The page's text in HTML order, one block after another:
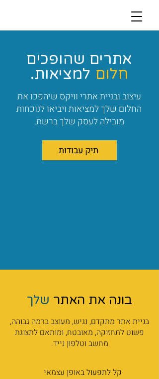
אתרים שהופכים
חלום למציאות.
עיצוב ובניית אתרי וויקס שיהפכו את
החלום שלך למציאות ויביאו לנוכחות
מובילה לעסק שלך ברשת.
תיק עבודות
בונה את האתר שלך
בניית אתר מתקדם, נגיש, מעוצב ברמה גבוהה,
פשוט לתחזוקה, מאובטח, ומותאם לתצוגת
מחשב וטלפון נייד.
קל לתפעול באופן עצמאי